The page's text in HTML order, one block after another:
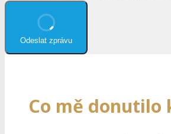
Odeslat zprávu
Co mě donutilo